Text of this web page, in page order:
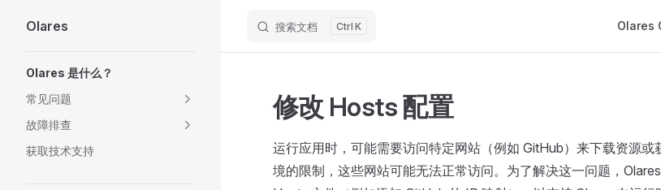
Skip to content
Olares 搜索文档 K Olares
Olares 是什么？
常见问题
故障排查
获取技术支持
修改 Hosts 配置
运行应用时，可能需要访问特定网站（例如 GitHub）来下载资源
境的限制，这些网站可能无法正常访问。为了解决这一问题，